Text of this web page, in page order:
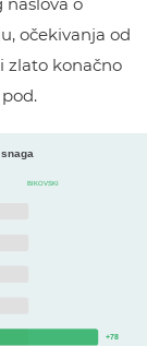
očekivanja od
zlato konačno